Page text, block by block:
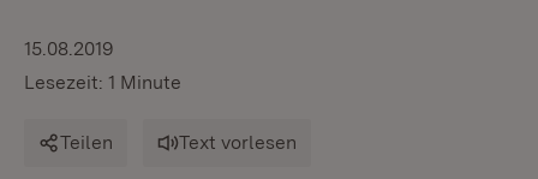
15.08.2019
Lesezeit: 1 Minute
Teilen Text vorlesen